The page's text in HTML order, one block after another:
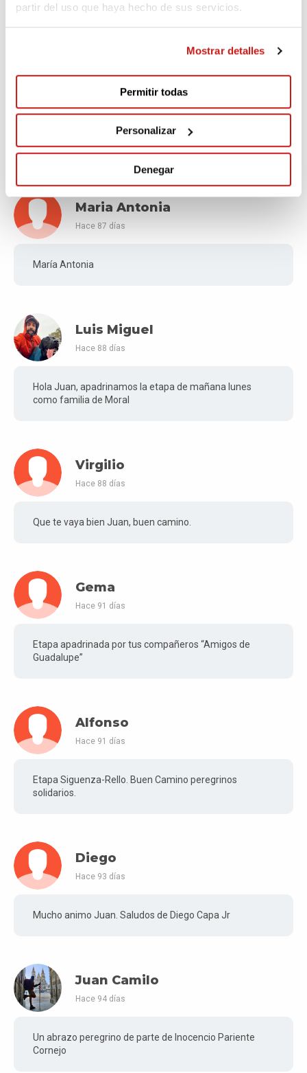
partir del uso que haya hecho de sus servicios.
Mostrar detalles
Permitir todas
Personalizar
Denegar
Asociación de Amas de Casa de Moral.
De parte de Construcciónes Hijos de Antonio el cubano
Maria Antonia
Hace 87 días
María Antonia
Luis Miguel
Hace 88 días
Hola Juan, apadrinamos la etapa de mañana lunes
como familia de Moral
Virgilio
Hace 88 días
Que te vaya bien Juan, buen camino.
Gema
Hace 91 días
Etapa apadrinada por tus compañeros “Amigos de
Guadalupe”
Alfonso
Hace 91 días
Etapa Siguenza-Rello. Buen Camino peregrinos
solidarios.
Diego
Hace 93 días
Mucho animo Juan. Saludos de Diego Capa Jr
Juan Camilo
Hace 94 días
Un abrazo peregrino de parte de Inocencio Pariente
Cornejo